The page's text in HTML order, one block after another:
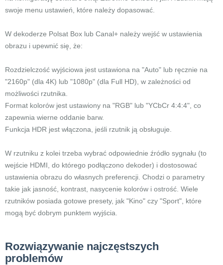
swoje menu ustawień, które należy dopasować.
W dekoderze Polsat Box lub Canal+ należy wejść w ustawienia
obrazu i upewnić się, że:
Rozdzielczość wyjściowa jest ustawiona na "Auto" lub ręcznie na
"2160p" (dla 4K) lub "1080p" (dla Full HD), w zależności od
możliwości rzutnika.
Format kolorów jest ustawiony na "RGB" lub "YCbCr 4:4:4", co
zapewnia wierne oddanie barw.
Funkcja HDR jest włączona, jeśli rzutnik ją obsługuje.
W rzutniku z kolei trzeba wybrać odpowiednie źródło sygnału (to
wejście HDMI, do którego podłączono dekoder) i dostosować
ustawienia obrazu do własnych preferencji. Chodzi o parametry
takie jak jasność, kontrast, nasycenie kolorów i ostrość. Wiele
rzutników posiada gotowe presety, jak "Kino" czy "Sport", które
mogą być dobrym punktem wyjścia.
Rozwiązywanie najczęstszych
problemów